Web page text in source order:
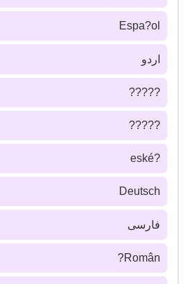
Espa?ol
اردو
?????
?????
?eské
Deutsch
فارسى
Român?